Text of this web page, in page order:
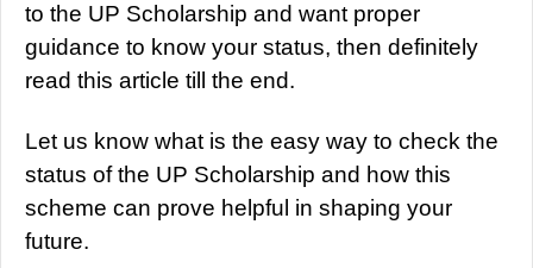
to the UP Scholarship and want proper
guidance to know your status, then definitely
read this article till the end.
Let us know what is the easy way to check the
status of the UP Scholarship and how this
scheme can prove helpful in shaping your
future.